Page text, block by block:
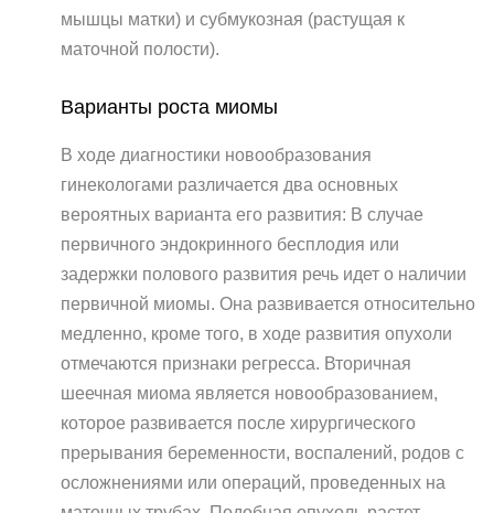
мышцы матки) и субмукозная (растущая к
маточной полости).
Варианты роста миомы
В ходе диагностики новообразования
гинекологами различается два основных
вероятных варианта его развития: В случае
первичного эндокринного бесплодия или
задержки полового развития речь идет о наличии
первичной миомы. Она развивается относительно
медленно, кроме того, в ходе развития опухоли
отмечаются признаки регресса. Вторичная
шеечная миома является новообразованием,
которое развивается после хирургического
прерывания беременности, воспалений, родов с
осложнениями или операций, проведенных на